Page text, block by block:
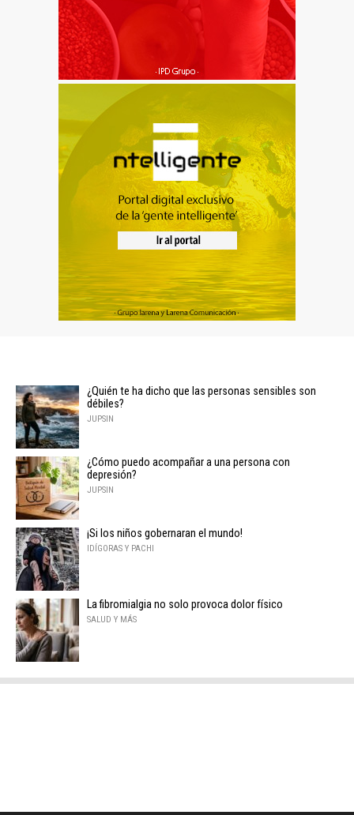
¿Quién te ha dicho que las personas sensibles son
débiles?
JUPSIN
¿Cómo puedo acompañar a una persona con
depresión?
JUPSIN
¡Si los niños gobernaran el mundo!
IDÍGORAS Y PACHI
La fibromialgia no solo provoca dolor físico
SALUD Y MÁS